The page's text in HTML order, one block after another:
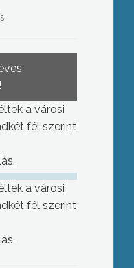
a városi
fél szerint
a városi
fél szerint